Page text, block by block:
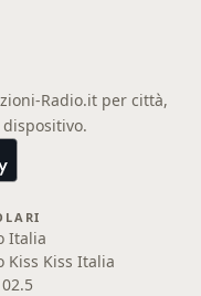
Radio.it per città,
Italia
Kiss Kiss Italia